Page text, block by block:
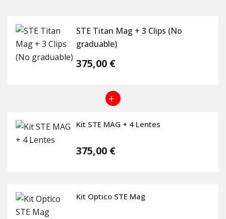
STE Titan Mag + 3 Clips (No
graduable)
375,00 €
Kit STE MAG + 4 Lentes
375,00 €
Kit Optico STE Mag